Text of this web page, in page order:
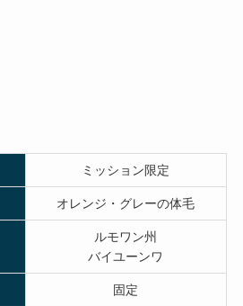
ミッション限定
オレンジ・グレーの体毛
ルモワン州
バイユーンワ
固定